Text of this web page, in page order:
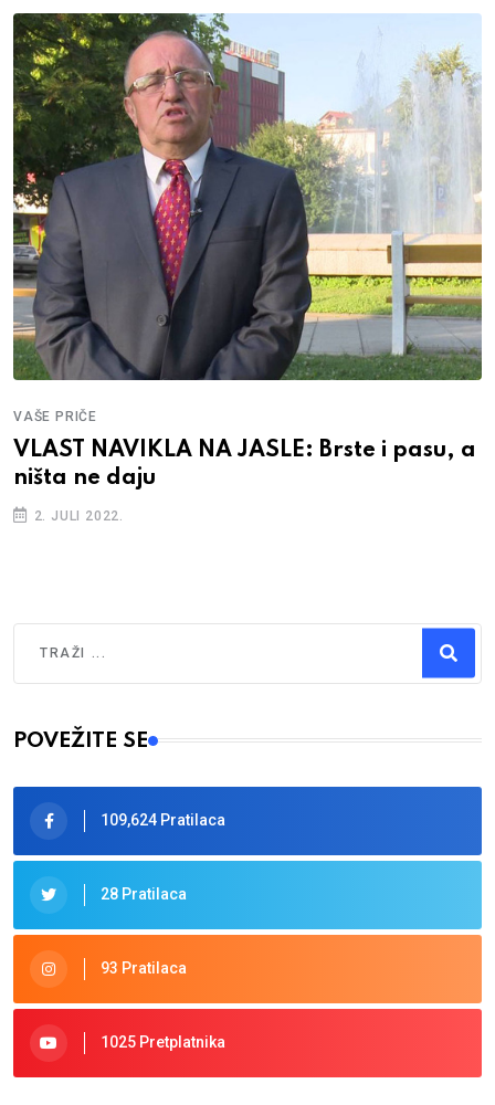
VAŠE PRIČE
VLAST NAVIKLA NA JASLE: Brste i pasu, a
ništa ne daju
2. JULI 2022.
Type 2 or more characters for results.
POVEŽITE SE
109,624 Pratilaca
28 Pratilaca
93 Pratilaca
1025 Pretplatnika